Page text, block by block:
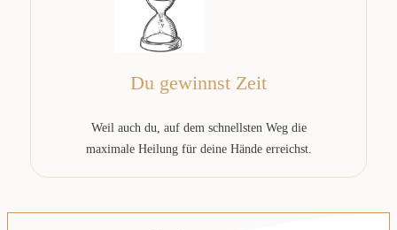
Du gewinnst Zeit
Weil auch du, auf dem schnellsten Weg die
maximale Heilung für deine Hände erreichst.